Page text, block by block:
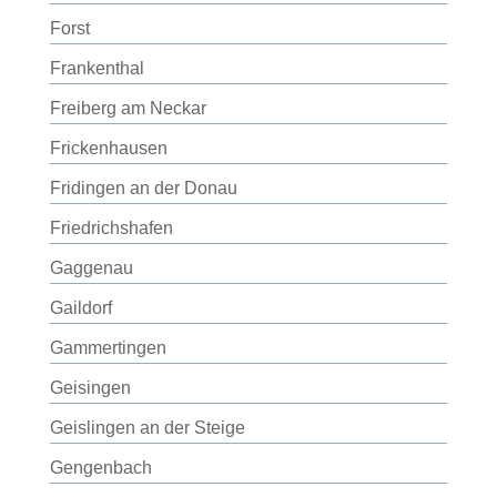
Forst
Frankenthal
Freiberg am Neckar
Frickenhausen
Fridingen an der Donau
Friedrichshafen
Gaggenau
Gaildorf
Gammertingen
Geisingen
Geislingen an der Steige
Gengenbach